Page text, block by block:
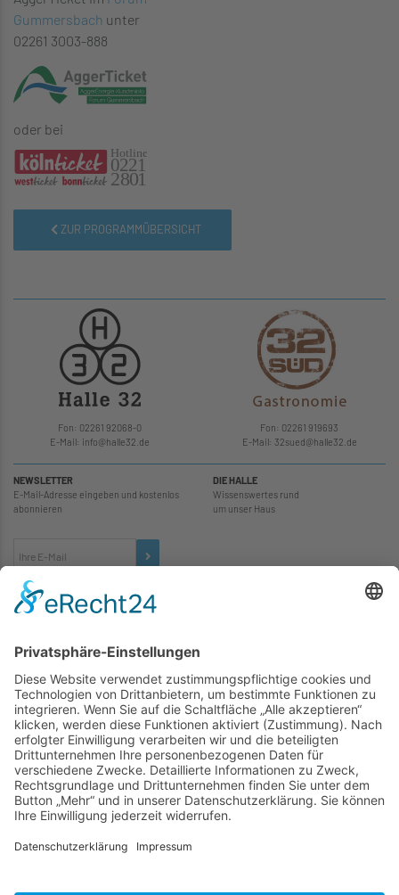
Gummersbach unter
02261 3003-888
oder bei
ZUR PROGRAMMÜBERSICHT
Fon: 02261 92068-0
E-Mail: info@halle32.de
Fon: 02261 919693
E-Mail: 32sued@halle32.de
NEWSLETTER
E-Mail-Adresse eingeben und kostenlos
abonnieren
DIE HALLE
Wissenswertes rund
um unser Haus
TICKETS
SOCIAL MEDIA
Besuchen Sie uns auch hier: